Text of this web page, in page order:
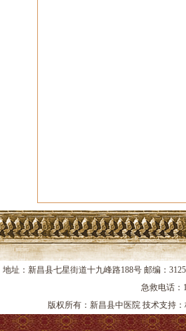
地址：新昌县七星街道十九峰路188号 邮编：
急救电话：
版权所有：新昌县中医院 技术支持